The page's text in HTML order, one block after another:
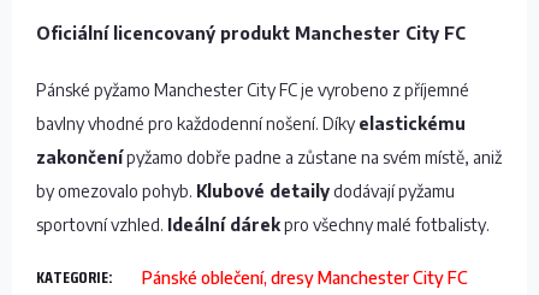
Oficiální licencovaný produkt Manchester City FC
Pánské pyžamo Manchester City FC je vyrobeno z příjemné
bavlny vhodné pro každodenní nošení. Díkyelastickému
zakončenípyžamo dobře padne a zůstane na svém místě, aniž
by omezovalo pohyb. Klubové detailydodávají pyžamu
sportovní vzhled. Ideální dárekpro všechny malé fotbalisty.
KATEGORIE: Pánské oblečení, dresy Manchester City FC